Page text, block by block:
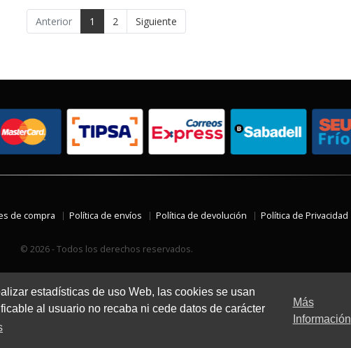
estadísticas de uso Web, las cookies se usan
al usuario no recaba ni cede datos de carácter
Más
Información
Anterior 1 2 Siguiente
de compra Política de envíos Política de devolución Política de Privacidad
© 2026 - Todos los derechos reservados.